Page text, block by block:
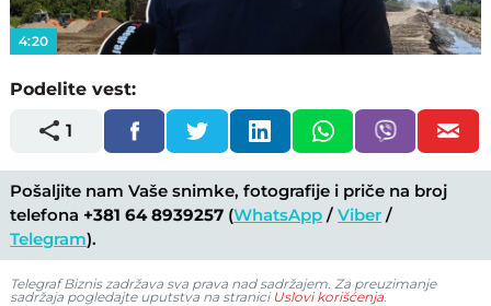
4:20
Podelite vest:
1
Pošaljite nam Vaše snimke, fotografije i priče na broj
telefona +381 64 8939257 (WhatsApp /Viber /
Telegram).
Telegraf Biznis zadržava sva prava nad sadržajem. Za preuzimanje
sadržaja pogledajte uputstva na stranici Uslovi korišćenja